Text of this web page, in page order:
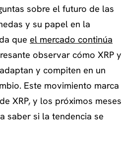
sobre el futuro de las
y su papel en la
que el mercado continúa
observar cómo XRP y
y compiten en un
Este movimiento marca
XRP, y los próximos meses
saber si la tendencia se